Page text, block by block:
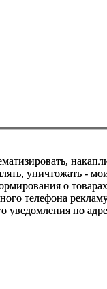
уничтожать
о товарах,
телефона
уведомления по